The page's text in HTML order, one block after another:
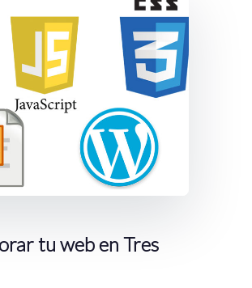
tu web en Tres